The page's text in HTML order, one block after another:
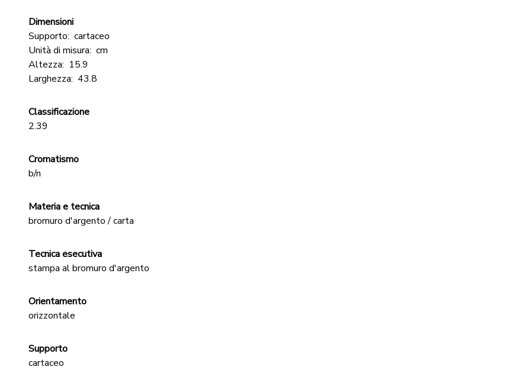
Dimensioni
Supporto: cartaceo
Unità di misura: cm
Altezza: 15.9
Larghezza: 43.8
Classificazione
2.39
Cromatismo
b/n
Materia e tecnica
bromuro d'argento / carta
Tecnica esecutiva
stampa al bromuro d'argento
Orientamento
orizzontale
Supporto
cartaceo